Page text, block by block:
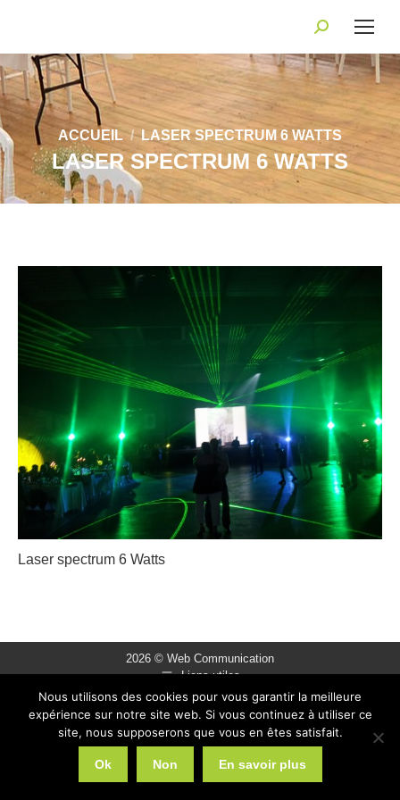
Recherche
:
Vous êtes ici :
ACCUEIL LASER SPECTRUM 6 WATTS
LASER SPECTRUM 6 WATTS
Laser spectrum 6 Watts
2026 © Web Communication
Liens utiles
Nous utilisons des cookies pour vous garantir la meilleure
expérience sur notre site web. Si vous continuez à utiliser ce
site, nous supposerons que vous en êtes satisfait.
Ok Non En savoir plus